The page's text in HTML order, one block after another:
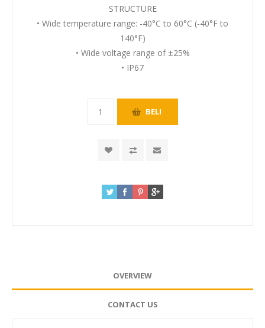
STRUCTURE
• Wide temperature range: -40°C to 60°C (-40°F to
140°F)
• Wide voltage range of ±25%
• IP67
OVERVIEW
CONTACT US